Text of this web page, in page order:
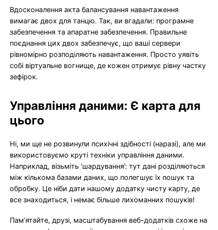
Вдосконалення акта балансування навантаження
вимагає двох для танцю. Так, ви вгадали: програмне
забезпечення та апаратне забезпечення. Правильне
поєднання цих двох забезпечує, що ваші сервери
рівномірно розподіляють навантаження. Просто уявіть
собі віртуальне вогнище, де кожен отримує рівну частку
зефірок.
Управління даними: Є карта для
цього
Ні, ми ще не розвинули психічні здібності (наразі), але ми
використовуємо круті техніки управління даними.
Наприклад, візьміть ‘шардування’: тут дані розділяються
між кількома базами даних, що полегшує їх пошук та
обробку. Це ніби дати нашому додатку чисту карту, де
все знаходиться, і немає більше лихоманних пошуків!
Пам’ятайте, друзі, масштабування веб-додатків схоже на